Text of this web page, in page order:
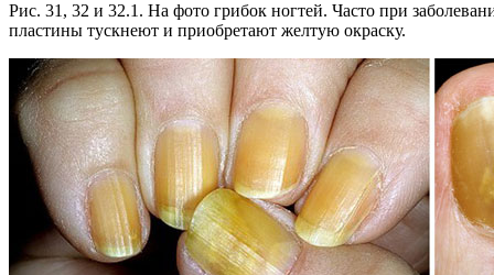
Рис. 31, 32 и 32.1. На фото грибок ногтей. Часто при
пластины тускнеют и приобретают желтую окраску.